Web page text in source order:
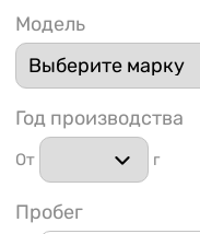
91
Модель
Год производства
От г
Пробег